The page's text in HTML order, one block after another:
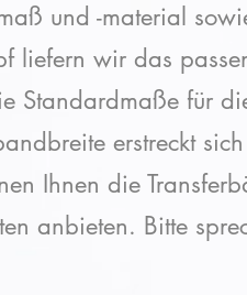
und -material
liefern wir das
Standardmaße für
erstreckt
Ihnen die
anbieten. Bitte